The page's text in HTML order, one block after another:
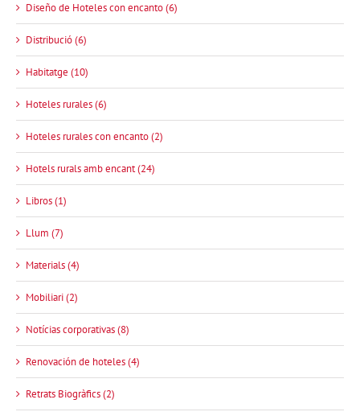
Diseño de Hoteles con encanto (6)
Distribució (6)
Habitatge (10)
Hoteles rurales (6)
Hoteles rurales con encanto (2)
Hotels rurals amb encant (24)
Libros (1)
Llum (7)
Materials (4)
Mobiliari (2)
Notícias corporativas (8)
Renovación de hoteles (4)
Retrats Biogràfics (2)